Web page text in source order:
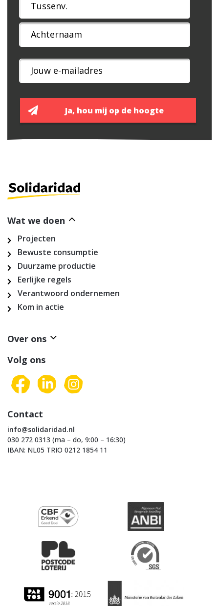
Wat we doen
Projecten
Bewuste consumptie
Duurzame productie
Eerlijke regels
Verantwoord ondernemen
Kom in actie
Over ons
Volg ons
Contact
info@solidaridad.nl
030 272 0313 (ma – do, 9:00 – 16:30)
IBAN: NL05 TRIO 0212 1854 11